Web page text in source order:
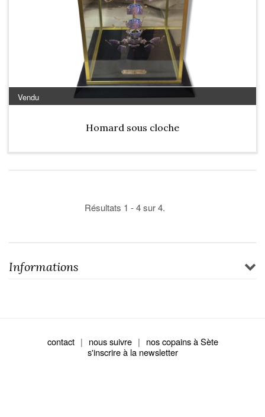
Vendu
Homard sous cloche
Résultats 1 - 4 sur 4.
Informations
contact | nous suivre | nos copains à Sète
s'inscrire à la newsletter